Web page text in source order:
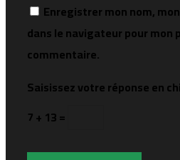
Enregistrer mon nom,
dans le navigateur pour mon
commentaire.
Saisissez votre réponse en
7 + 13 =